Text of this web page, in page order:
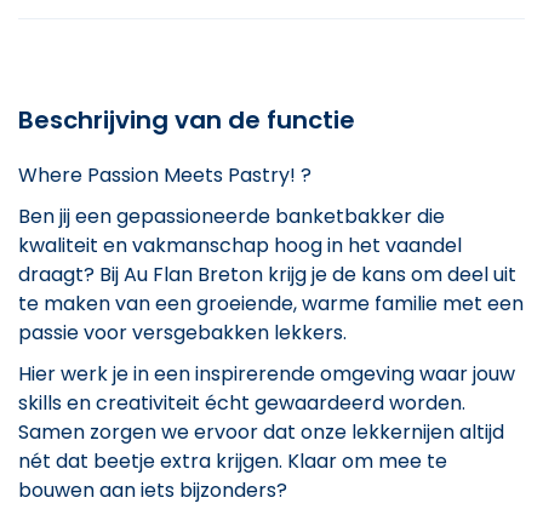
Beschrijving van de functie
Where Passion Meets Pastry! ?
Ben jij een gepassioneerde banketbakker die
kwaliteit en vakmanschap hoog in het vaandel
draagt? Bij Au Flan Breton krijg je de kans om deel uit
te maken van een groeiende, warme familie met een
passie voor versgebakken lekkers.
Hier werk je in een inspirerende omgeving waar jouw
skills en creativiteit écht gewaardeerd worden.
Samen zorgen we ervoor dat onze lekkernijen altijd
nét dat beetje extra krijgen. Klaar om mee te
bouwen aan iets bijzonders?